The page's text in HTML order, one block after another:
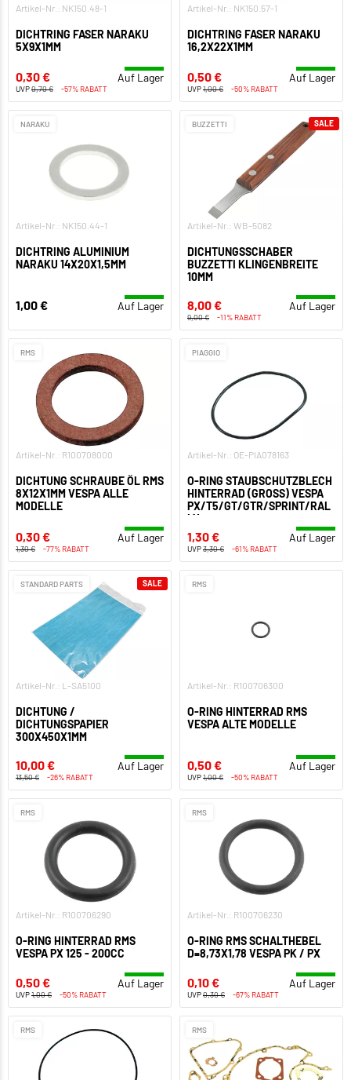
Artikel-Nr.: NK150.48-1
DICHTRING FASER NARAKU
5X9X1MM
0,30 € Auf Lager
UVP0,70 € -57% RABATT
Artikel-Nr.: NK150.57-1
DICHTRING FASER NARAKU
16,2X22X1MM
0,50 € Auf Lager
UVP1,00 € -50% RABATT
NARAKU
Artikel-Nr.: NK150.44-1
DICHTRING ALUMINIUM
NARAKU 14X20X1,5MM
1,00 € Auf Lager
BUZZETTI
Artikel-Nr.: WB-5082
DICHTUNGSSCHABER
BUZZETTI KLINGENBREITE
10MM
8,00 € Auf Lager
9,00 € -11% RABATT
SALE
RMS
Artikel-Nr.: R100708000
DICHTUNG SCHRAUBE ÖL RMS
8X12X1MM VESPA ALLE
MODELLE
0,30 € Auf Lager
1,30 € -77% RABATT
PIAGGIO
Artikel-Nr.: OE-PIA078163
O-RING STAUBSCHUTZBLECH
HINTERRAD (GROSS) VESPA P
X/T5/GT/GTR/SPRINT/RALL
Y
1,30 € Auf Lager
UVP3,30 € -61% RABATT
STANDARD PARTS
Artikel-Nr.: L-SA5100
DICHTUNG /
DICHTUNGSPAPIER
300X450X1MM
10,00 € Auf Lager
13,50 € -26% RABATT
SALE RMS
Artikel-Nr.: R100706300
O-RING HINTERRAD RMS
VESPA ALTE MODELLE
0,50 € Auf Lager
UVP1,00 € -50% RABATT
RMS
Artikel-Nr.: R100706290
O-RING HINTERRAD RMS
VESPA PX 125 - 200CC
0,50 € Auf Lager
UVP1,00 € -50% RABATT
RMS
Artikel-Nr.: R100706230
O-RING RMS SCHALTHEBEL
D=8,73X1,78 VESPA PK / PX
0,10 € Auf Lager
UVP0,30 € -67% RABATT
RMS RMS